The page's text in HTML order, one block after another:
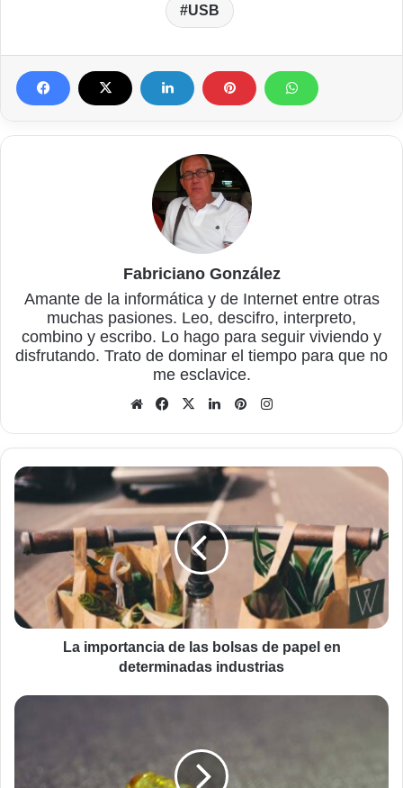
USB
Fabriciano González
Amante de la informática y de Internet entre otras
muchas pasiones. Leo, descifro, interpreto,
combino y escribo. Lo hago para seguir viviendo y
disfrutando. Trato de dominar el tiempo para que no
me esclavice.
Sitio
Facebook
X LinkedInPinterest
La
importancia
de
las
bolsas
de
papel
en
determinadas
industriasLa importancia de las bolsas de papel en
determinadas industrias
La